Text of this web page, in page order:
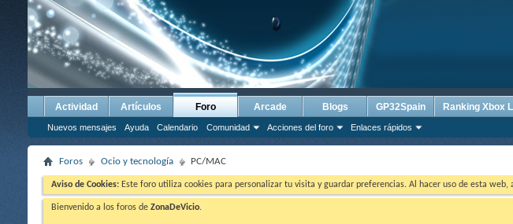
Actividad Artículos Foro
Nuevos mensajes Ayuda Calendario Comunidad Acciones del foro Enlaces rápidos
Arcade Blogs GP32Spain Ranking Xbox
Foros Ocio y tecnología PC/MAC
Aviso de Cookies: Este foro utiliza cookies para personalizar tu visita y guardar preferencias. Al hacer uso de esta web,
Bienvenido a los foros de ZonaDeVicio.